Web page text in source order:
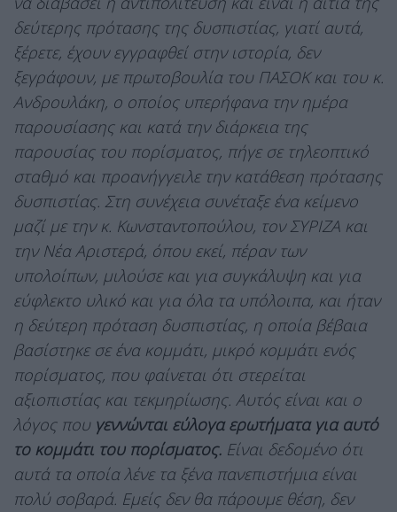
δεύτερης πρότασης της δυσπιστίας, γιατί αυτά,
ξέρετε, έχουν εγγραφθεί στην ιστορία, δεν
ξεγράφουν, με πρωτοβουλία του ΠΑΣΟΚ και του κ.
Ανδρουλάκη, ο οποίος υπερήφανα την ημέρα
παρουσίασης και κατά την διάρκεια της
παρουσίας του πορίσματος, πήγε σε τηλεοπτικό
σταθμό και προανήγγειλε την κατάθεση πρότασης
δυσπιστίας. Στη συνέχεια συνέταξε ένα κείμενο
μαζί με την κ. Κωνσταντοπούλου, τον ΣΥΡΙΖΑ και
την Νέα Αριστερά, όπου εκεί, πέραν των
υπολοίπων, μιλούσε και για συγκάλυψη και για
εύφλεκτο υλικό και για όλα τα υπόλοιπα, και ήταν
η δεύτερη πρόταση δυσπιστίας, η οποία βέβαια
βασίστηκε σε ένα κομμάτι, μικρό κομμάτι ενός
πορίσματος, που φαίνεται ότι στερείται
αξιοπιστίας και τεκμηρίωσης. Αυτός είναι και ο
λόγος που γεννώνται εύλογα ερωτήματα για αυτό
το κομμάτι του πορίσματος. Είναι δεδομένο ότι
αυτά τα οποία λένε τα ξένα πανεπιστήμια είναι
πολύ σοβαρά. Εμείς δεν θα πάρουμε θέση, δεν